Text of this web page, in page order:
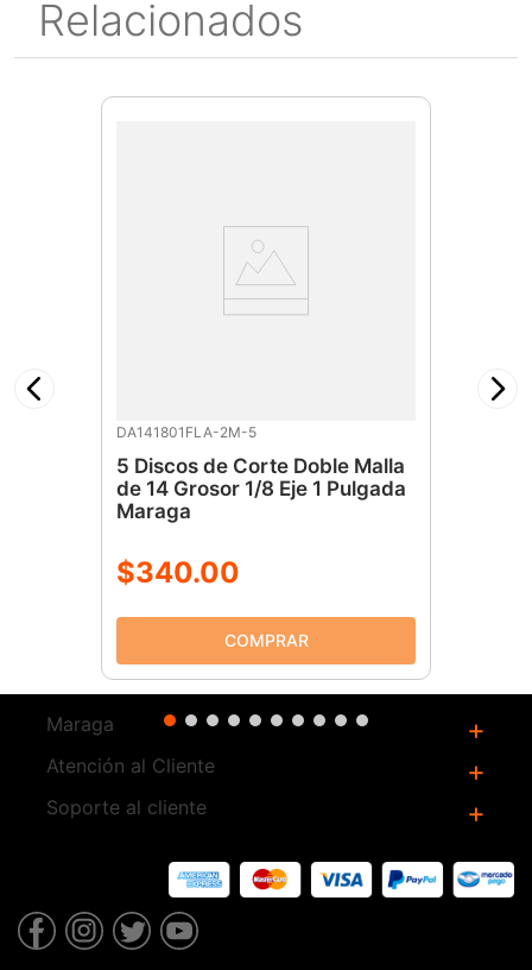
Relacionados
DA141801FLA-2M-5
5 Discos de Corte Doble Malla
de 14 Grosor 1/8 Eje 1 Pulgada
Maraga
$340.00
Maraga +
¿Quienes Somos?
Distribuidores
Atención al Cliente +
Sucursales
Llamanos al 5544419609
Preguntas frecuentes
Soporte al cliente +
Términos y condiciones
Centros de Servicio